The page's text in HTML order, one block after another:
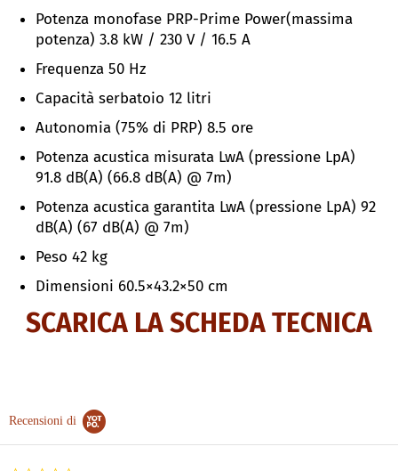
Potenza monofase PRP-Prime Power(massima
potenza) 3.8 kW / 230 V / 16.5 A
Frequenza 50 Hz
Capacità serbatoio 12 litri
Autonomia (75% di PRP) 8.5 ore
Potenza acustica misurata LwA (pressione LpA)
91.8 dB(A) (66.8 dB(A) @ 7m)
Potenza acustica garantita LwA (pressione LpA) 92
dB(A) (67 dB(A) @ 7m)
Peso 42 kg
Dimensioni 60.5×43.2×50 cm
SCARICA LA SCHEDA TECNICA
Recensioni di